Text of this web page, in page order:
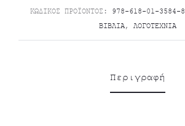
ΚΩΔΙΚΌΣ ΠΡΟΪΌΝΤΟΣ: 978-618-01-3584-8
ΒΙΒΛΊΑ, ΛΟΓΟΤΕΧΝΊΑ
Περιγραφή